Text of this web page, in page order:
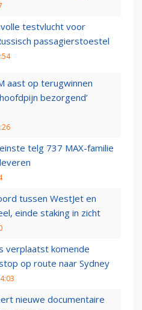
testvlucht voor
passagierstoestel
aast op terugwinnen
bezorgend’
telg 737 MAX-familie
tussen WestJet en
einde staking in zicht
verplaatst komende
op route naar Sydney
nieuwe documentaire